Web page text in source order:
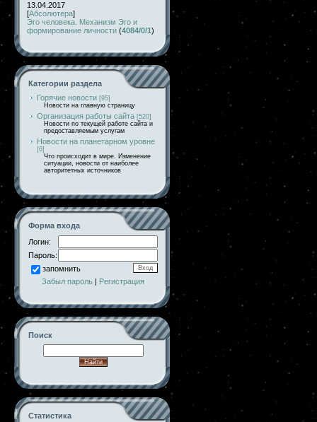
13.04.2017
[Абсолютера]
Эго человека. Механизм Эго и
формирование личности (4084/0/1)
Категории раздела
Горячие новости [95]
Новости на главную страницу
Организация работы сайта [520]
Новости по текущей работе сайта и
предоставляемым услугам
Новости на планетарном уровне
[6]
Что происходит в мире. Изменение
ситуации, новости от наиболее
авторитетных источников
Форма входа
Логин:
Пароль:
запомнить
Забыл пароль | Регистрация
Поиск
Статистика